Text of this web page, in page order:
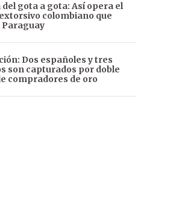
gota a gota: Así opera el
colombiano que
Paraguay
Dos españoles y tres
son capturados por doble
compradores de oro